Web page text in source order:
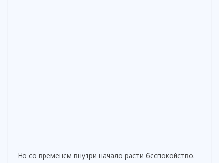
Но со временем внутри начало расти беспокойство.